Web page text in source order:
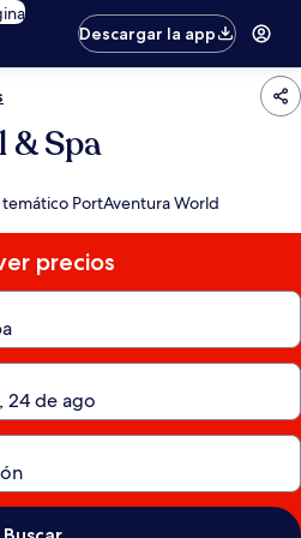
Descargar la app
& Spa
PortAventura World
precios